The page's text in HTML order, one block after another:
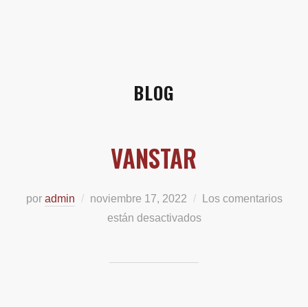
BLOG
VANSTAR
por admin noviembre 17, 2022
Los comentarios
están desactivados